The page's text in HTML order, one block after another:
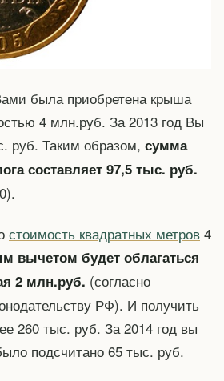
была приобретена крыша
4 млн.руб. За 2013 год Вы
руб. Таким образом, сумма
составляет 97,5 тыс. руб.
стоимость квадратных метров 4
вычетом будет облагаться
2 млн.руб. (согласно
РФ). И получить
260 тыс. руб. За 2014 год вы
подсчитано 65 тыс. руб.